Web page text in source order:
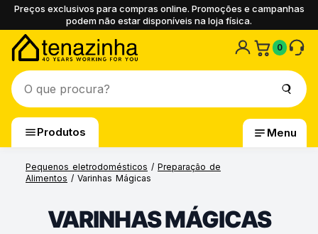
Preços exclusivos para compras online. Promoções e campanhas
podem não estar disponíveis na loja física.
0
Produtos Menu
Pequenos eletrodomésticos / Preparação de
Alimentos / Varinhas Mágicas
VARINHAS MÁGICAS